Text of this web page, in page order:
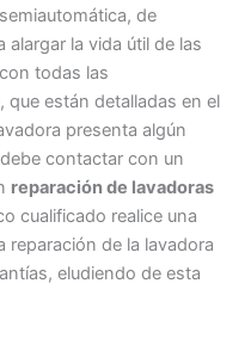
de
alargar la vida útil de las
todas las
están detalladas en el
presenta algún
contactar con un
reparación de lavadoras
cualificado realice una
reparación de la lavadora
eludiendo de esta